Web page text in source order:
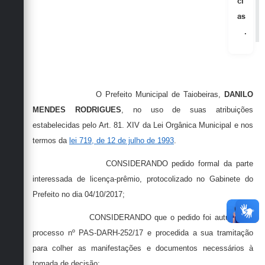
as
.
O Prefeito Municipal de Taiobeiras, DANILO
MENDES RODRIGUES, no uso de suas atribuições
estabelecidas pelo Art. 81. XIV da Lei Orgânica Municipal e nos
termos da lei 719, de 12 de julho de 1993.
CONSIDERANDO pedido formal da parte
interessada de licença-prêmio, protocolizado no Gabinete do
Prefeito no dia 04/10/2017;
CONSIDERANDO que o pedido foi autuado no
processo nº PAS-DARH-252/17 e procedida a sua tramitação
para colher as manifestações e documentos necessários à